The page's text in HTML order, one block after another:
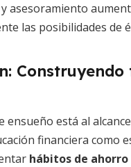
asesoramiento
las posibilidades de
ensueño está al
financiera como
hábitos de